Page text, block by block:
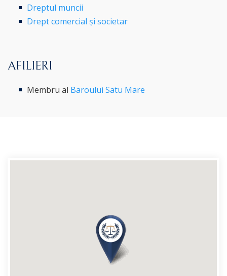
Dreptul muncii
Drept comercial și societar
AFILIERI
Membru al Baroului Satu Mare